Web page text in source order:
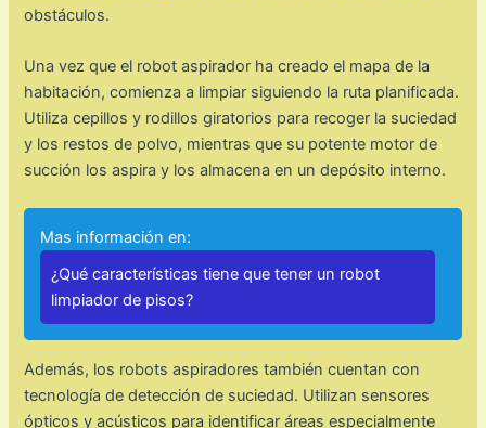
obstáculos.
Una vez que el robot aspirador ha creado el mapa de la
habitación, comienza a limpiar siguiendo la ruta planificada.
Utiliza cepillos y rodillos giratorios para recoger la suciedad
y los restos de polvo, mientras que su potente motor de
succión los aspira y los almacena en un depósito interno.
Mas información en:
¿Qué características tiene que tener un robot
limpiador de pisos?
Además, los robots aspiradores también cuentan con
tecnología de detección de suciedad. Utilizan sensores
ópticos y acústicos para identificar áreas especialmente